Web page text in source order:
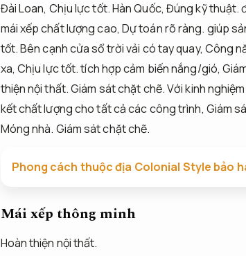
Đài Loan, Chịu lực tốt.Hàn Quốc, Đúng kỹ thuật.
mái xếp chất lượng cao, Dự toán rõ ràng. giúp
tốt.Bên cạnh cửa sổ trời vải có tay quay, Công
xa, Chịu lực tốt.tích hợp cảm biến nắng/gió,
thiện nội thất.Giám sát chặt chẽ.Với kinh
kết chất lượng cho tất cả các công trình, Giám
Móng nhà. Giám sát chặt chẽ.
Phong cách thuộc địa Colonial Style bảo
Mái xếp thông minh
Hoàn thiện nội thất.